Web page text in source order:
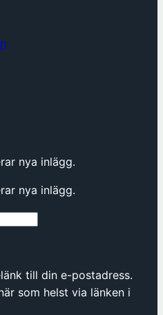
nya inlägg.
nya inlägg.
till din e-postadress.
som helst via länken i